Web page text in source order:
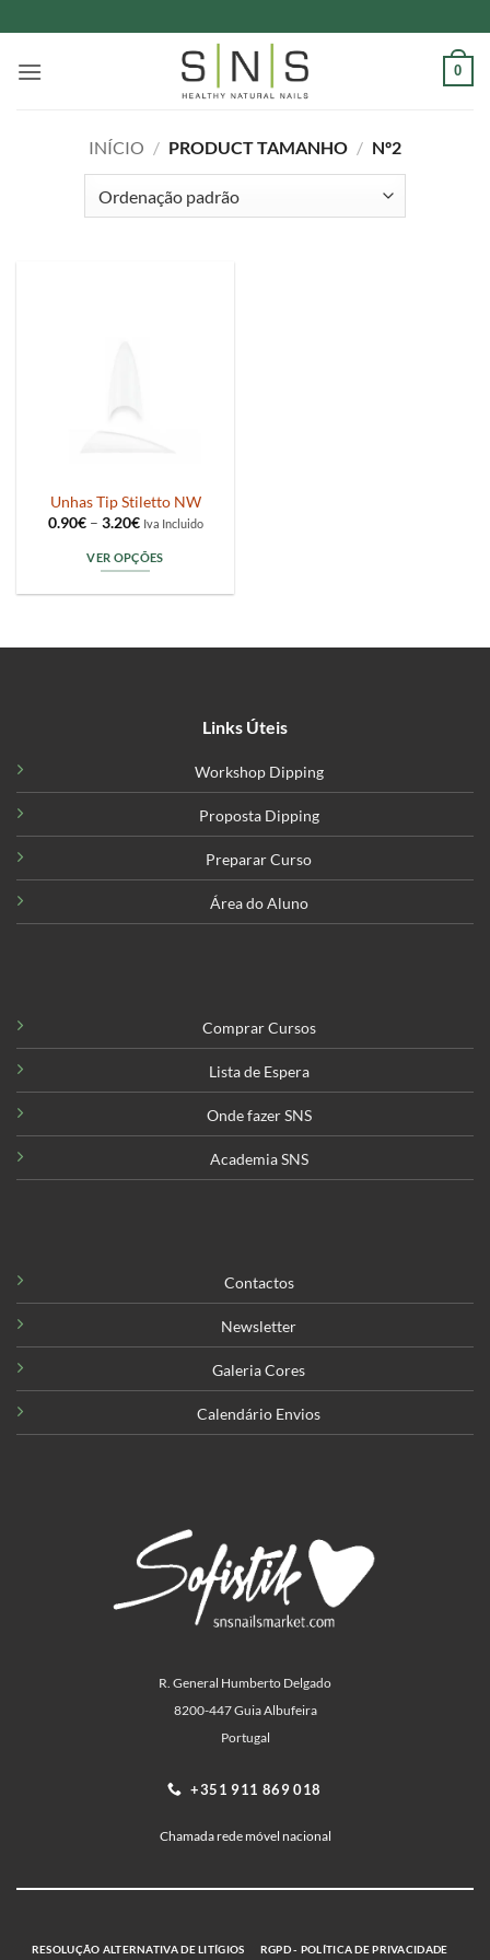
to
content
0
INÍCIO / PRODUCT TAMANHO / Nº2
Unhas Tip Stiletto NW
0.90€ – 3.20€Price
0.90€
through
Iva Incluido
VER OPÇÕES
multiple
chosen
the
page
Links Úteis
Workshop Dipping
Proposta Dipping
Preparar Curso
Área do Aluno
Comprar Cursos
Lista de Espera
Onde fazer SNS
Academia SNS
Contactos
Newsletter
Galeria Cores
Calendário Envios
R. General Humberto Delgado
8200-447 Guia Albufeira
Portugal
+351 911 869 018
Chamada rede móvel nacional
RESOLUÇÃO ALTERNATIVA DE LITÍGIOS RGPD - POLÍTICA DE PRIVACIDADE